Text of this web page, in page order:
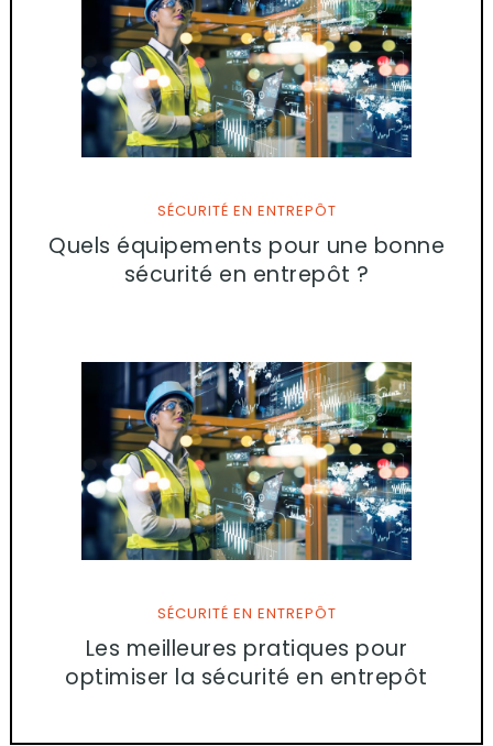
SÉCURITÉ EN ENTREPÔT
Quels équipements pour une bonne
sécurité en entrepôt ?
SÉCURITÉ EN ENTREPÔT
Les meilleures pratiques pour
optimiser la sécurité en entrepôt